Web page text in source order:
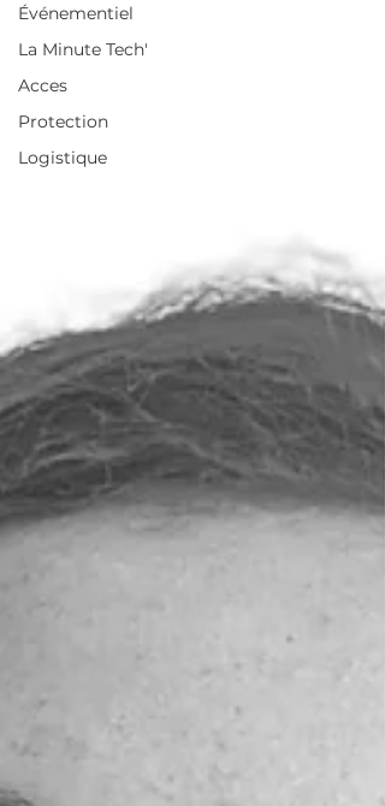
Événementiel
La Minute Tech'
Acces
Protection
Logistique